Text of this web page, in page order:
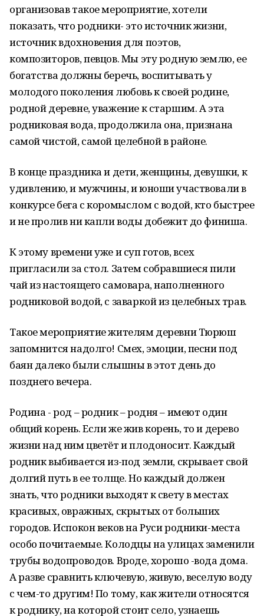
организовав такое мероприятие, хотели
показать, что родники- это источник жизни,
источник вдохновения для поэтов,
композиторов, певцов. Мы эту родную землю, ее
богатства должны беречь, воспитывать у
молодого поколения любовь к своей родине,
родной деревне, уважение к старшим. А эта
родниковая вода, продолжила она, признана
самой чистой, самой целебной в районе.
В конце праздника и дети, женщины, девушки, к
удивлению, и мужчины, и юноши участвовали в
конкурсе бега с коромыслом с водой, кто быстрее
и не пролив ни капли воды добежит до финиша.
К этому времени уже и суп готов, всех
пригласили за стол. Затем собравшиеся пили
чай из настоящего самовара, наполненного
родниковой водой, с заваркой из целебных трав.
Такое мероприятие жителям деревни Тюрюш
запомнится надолго! Смех, эмоции, песни под
баян далеко были слышны в этот день до
позднего вечера.
Родина - род – родник – родня – имеют один
общий корень. Если же жив корень, то и дерево
жизни над ним цветёт и плодоносит. Каждый
родник выбивается из-под земли, скрывает свой
долгий путь в ее толще. Но каждый должен
знать, что родники выходят к свету в местах
красивых, овражных, скрытых от больших
городов. Испокон веков на Руси родники-места
особо почитаемые. Колодцы на улицах заменили
трубы водопроводов. Вроде, хорошо -вода дома.
А разве сравнить ключевую, живую, веселую воду
с чем-то другим! По тому, как жители относятся
к роднику, на которой стоит село, узнаешь